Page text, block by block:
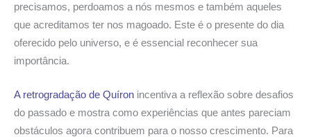
precisamos, perdoamos a nós mesmos e também aqueles
que acreditamos ter nos magoado. Este é o presente do dia
oferecido pelo universo, e é essencial reconhecer sua
importância.
A retrogradação de Quíron incentiva a reflexão sobre desafios
do passado e mostra como experiências que antes pareciam
obstáculos agora contribuem para o nosso crescimento. Para